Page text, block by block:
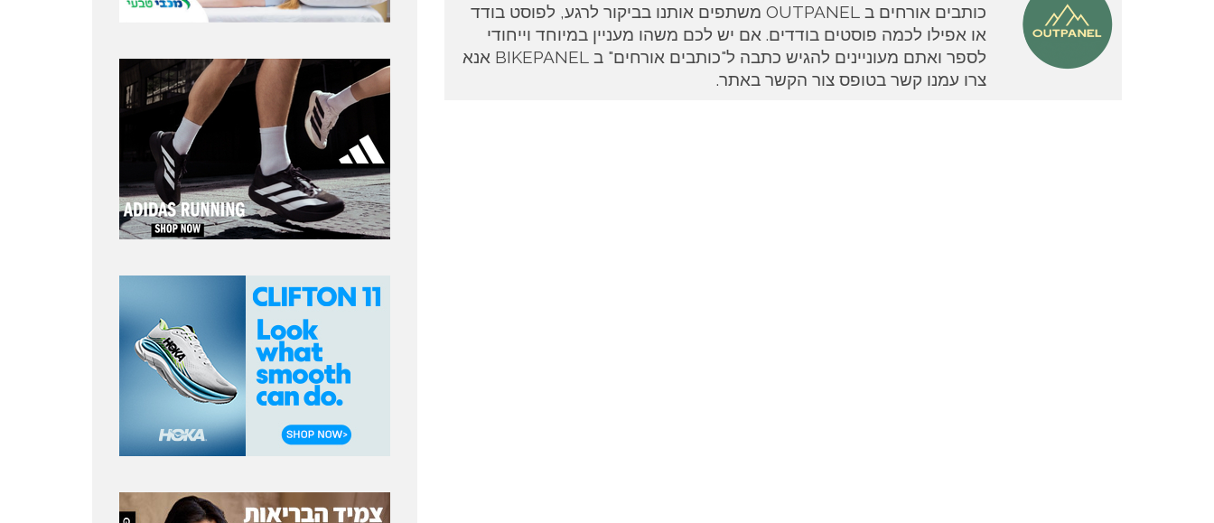
כותבים אורחים ב OUTPANEL משתפים אותנו בביקור לרגע, לפוסט בודד
או אפילו לכמה פוסטים בודדים. אם יש לכם משהו מעניין במיוחד וייחודי
לספר ואתם מעוניינים להגיש כתבה ל"כותבים אורחים" ב BIKEPANEL אנא
צרו עמנו קשר בטופס צור הקשר באתר.